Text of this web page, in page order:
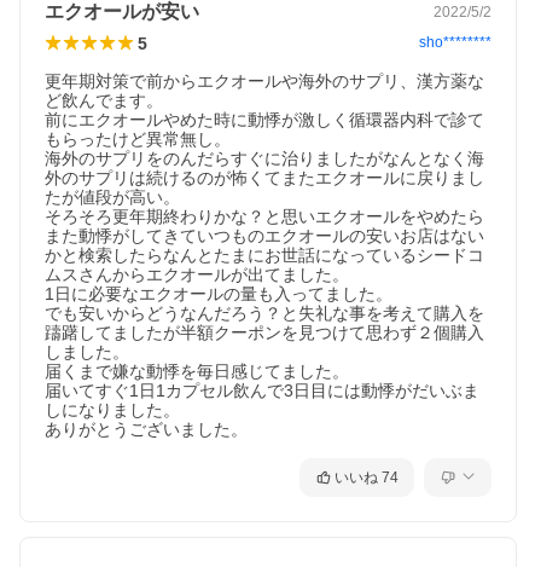
エクオールが安い 2022/5/2
5 sho********
更年期対策で前からエクオールや海外のサプリ、漢方薬な
ど飲んでます。
前にエクオールやめた時に動悸が激しく循環器内科で診て
もらったけど異常無し。
海外のサプリをのんだらすぐに治りましたがなんとなく海
外のサプリは続けるのが怖くてまたエクオールに戻りまし
たが値段が高い。
そろそろ更年期終わりかな？と思いエクオールをやめたら
また動悸がしてきていつものエクオールの安いお店はない
かと検索したらなんとたまにお世話になっているシードコ
ムスさんからエクオールが出てました。
1日に必要なエクオールの量も入ってました。
でも安いからどうなんだろう？と失礼な事を考えて購入を
躊躇してましたが半額クーポンを見つけて思わず２個購入
しました。
届くまで嫌な動悸を毎日感じてました。
届いてすぐ1日1カプセル飲んで3日目には動悸がだいぶま
しになりました。
いいね 74